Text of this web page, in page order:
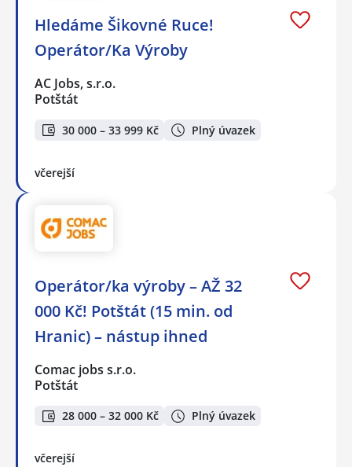
Hledáme Šikovné Ruce!
Operátor/Ka Výroby
AC Jobs, s.r.o.
Potštát
30 000 – 33 999 Kč Plný úvazek
včerejší
Operátor/ka výroby – AŽ 32
000 Kč! Potštát (15 min. od
Hranic) – nástup ihned
Comac jobs s.r.o.
Potštát
28 000 – 32 000 Kč Plný úvazek
včerejší